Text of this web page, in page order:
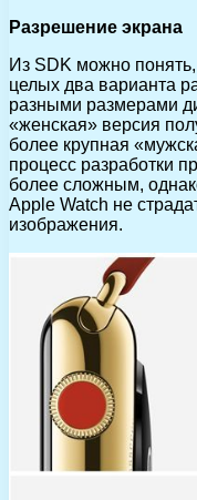
Разрешение экрана
Из SDK можно
целых два варианта
разными размерами
«женская» версия
более крупная
процесс разработки
более сложным,
Apple Watch не
изображения.